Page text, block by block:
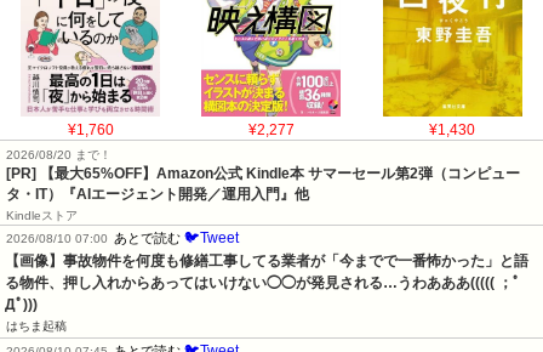
¥1,760 ¥2,277 ¥1,430
2026/08/20 まで！
[PR]
【最大65%OFF】Amazon公式 Kindle本 サマーセール第2弾（コンピュー
タ・IT）『AIエージェント開発／運用入門』他
Kindleストア
2026/08/10 07:00
あとで読む 🐦Tweet
【画像】事故物件を何度も修繕工事してる業者が「今までで一番怖かった」と語
る物件、押し入れからあってはいけない◯◯が発見される…うわあああ((((( ；ﾟ
Дﾟ)))
はちま起稿